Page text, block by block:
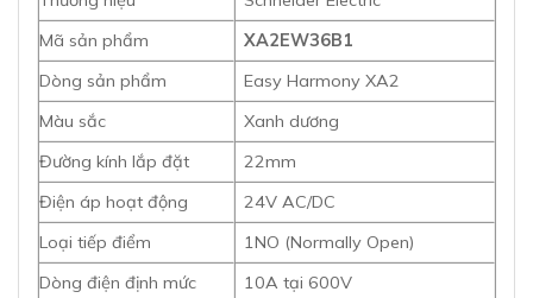
Kích thước (R×C×S)
30mm × 42mm × 74.5mm
Các chứng nhận mà sản phẩm đạt được bao gồm
CE, RoHS
và tiêu chuẩn IEC
, đảm bảo sản phẩm đáp ứng các
yêu cầu về an
toàn và chất lượng quốc tế.
3. Ứng dụng của nút nhấn nhả Schneider
XA2EW36B1 trong công